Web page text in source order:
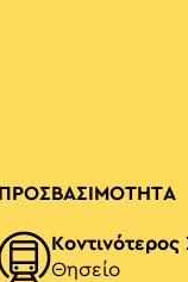
ΠΡΟΣΒΑΣΙΜΟΤΗΤΑ
Θησείο